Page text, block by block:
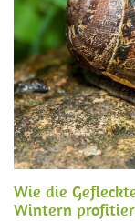
Wie die
Wintern